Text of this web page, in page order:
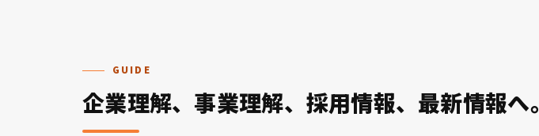
GUIDE
企業理解、 事業理解、 採用情報、 最新情報へ。